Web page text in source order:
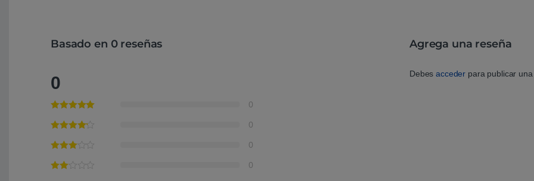
Basado en 0 reseñas
0
0
0
0
0
Agrega una reseña
Debesacceder para publicar